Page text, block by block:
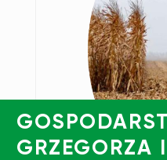
GRZEGORZA